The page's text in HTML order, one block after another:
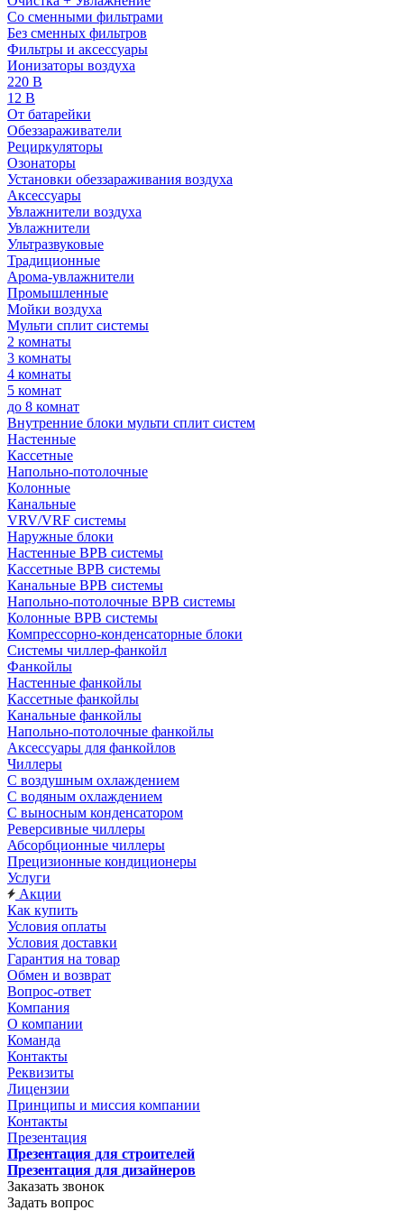
Cо сменными фильтрами
Без сменных фильтров
Фильтры и аксессуары
Ионизаторы воздуха
220 В
12 В
От батарейки
Обеззараживатели
Рециркуляторы
Озонаторы
Установки обеззараживания воздуха
Аксессуары
Увлажнители воздуха
Увлажнители
Ультразвуковые
Традиционные
Арома-увлажнители
Промышленные
Мойки воздуха
Мульти сплит системы
2 комнаты
3 комнаты
4 комнаты
5 комнат
до 8 комнат
Внутренние блоки мульти сплит систем
Настенные
Кассетные
Напольно-потолочные
Колонные
Канальные
VRV/VRF системы
Наружные блоки
Настенные ВРВ системы
Кассетные ВРВ системы
Канальные ВРВ системы
Напольно-потолочные ВРВ системы
Колонные ВРВ системы
Компрессорно-конденсаторные блоки
Системы чиллер-фанкойл
Фанкойлы
Настенные фанкойлы
Кассетные фанкойлы
Канальные фанкойлы
Напольно-потолочные фанкойлы
Аксессуары для фанкойлов
Чиллеры
С воздушным охлаждением
С водяным охлаждением
С выносным конденсатором
Реверсивные чиллеры
Абсорбционные чиллеры
Прецизионные кондиционеры
Услуги
Акции
Как купить
Условия оплаты
Условия доставки
Гарантия на товар
Обмен и возврат
Вопрос-ответ
Компания
О компании
Команда
Контакты
Реквизиты
Лицензии
Принципы и миссия компании
Контакты
Презентация
Презентация для строителей
Презентация для дизайнеров
Заказать звонок
Задать вопрос